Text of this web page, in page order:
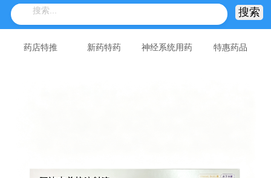
药店特推 新药特药 神经系统用药 特惠药品